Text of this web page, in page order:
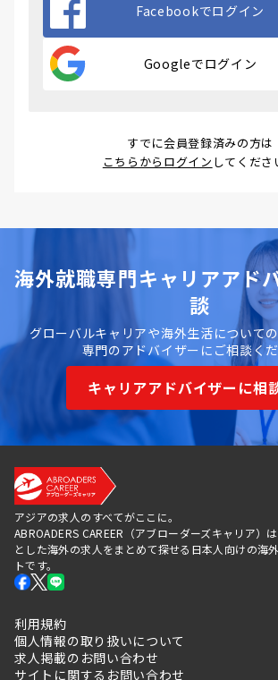
Facebookでログイン
Googleでログイン
すでに会員登録済みの方は
こちらからログイン してくださ
海外就職専門キャリアアド
談
グローバルキャリアや海外生活についての
専門のアドバイザーにご相談くだ
キャリアアドバイザーに相
アジアの求人のすべてがここに。
ABROADERS CAREER（アブローダーズキャリア）
とした海外の求人をまとめて探せる日本人向けの海
トです。
利用規約
個人情報の取り扱いについて
求人掲載のお問い合わせ
サイトに関するお問い合わせ